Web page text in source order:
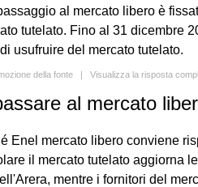
al mercato libero è
tutelato. Fino al 31 dicembre
usufruire del mercato tutelato.
della fonte | Visualizza la risposta
al mercato
Enel mercato libero conviene
il mercato tutelato aggiorna
mentre i fornitori del